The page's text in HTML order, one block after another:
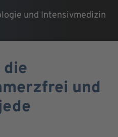
und Intensivmedizin
und